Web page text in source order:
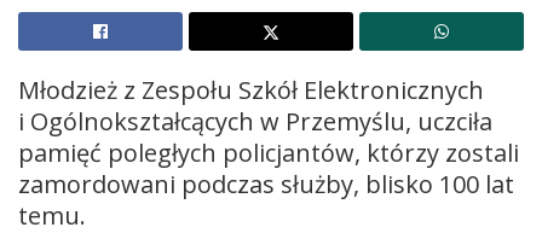
Młodzież z Zespołu Szkół Elektronicznych
i Ogólnokształcących w Przemyślu, uczciła
pamięć poległych policjantów, którzy zostali
zamordowani podczas służby, blisko 100 lat
temu.